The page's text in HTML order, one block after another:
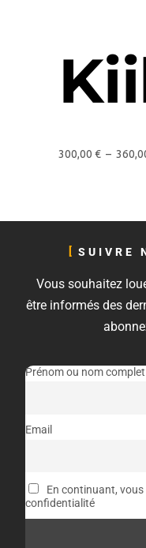
300,00 € –
SUIVRE
Vous souhaitez
être informés des
Prénom ou nom complet
Email
En continuant,
confidentialité